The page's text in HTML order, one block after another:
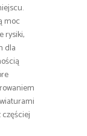
moc
rysiki,
dla